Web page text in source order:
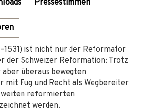
Pressestimmen
ist nicht nur der Reformator
der Schweizer Reformation: Trotz
überaus bewegten
mit Fug und Recht als Wegbereiter
reformierten
werden.